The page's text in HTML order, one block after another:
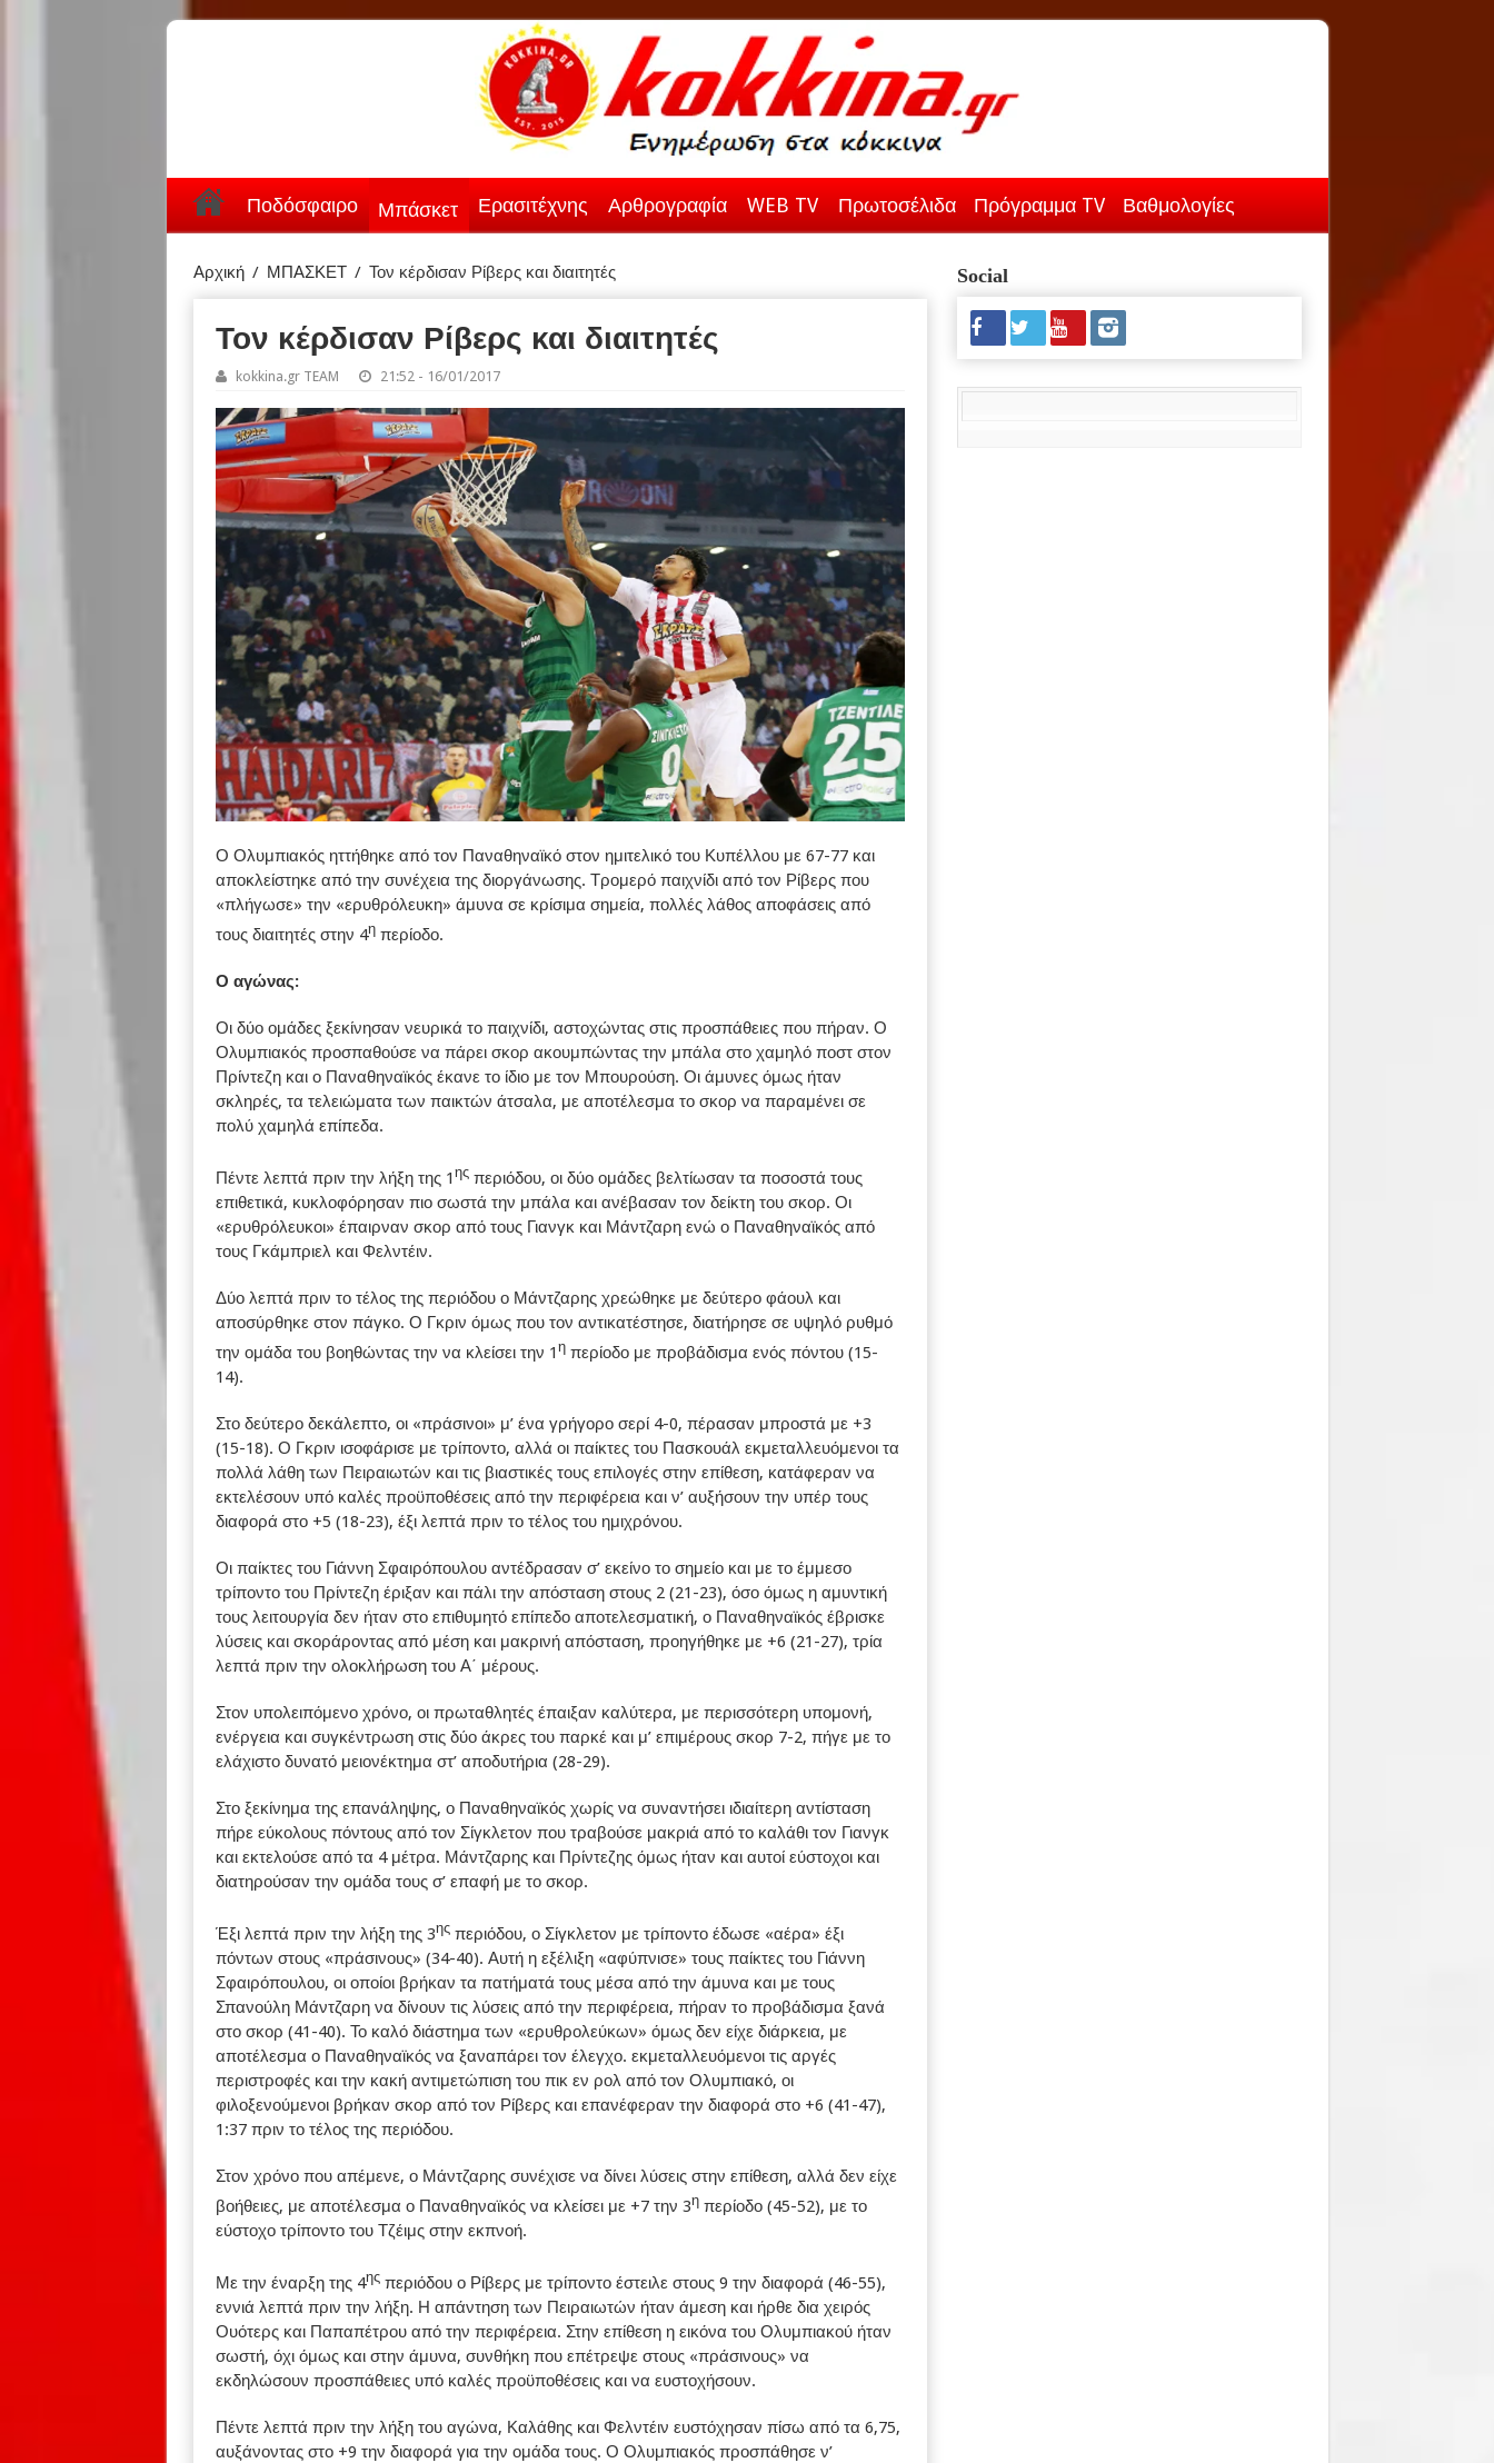
Ποδόσφαιρο Μπάσκετ Ερασιτέχνης Αρθρογραφία WEB TV Πρωτοσέλιδα Πρόγραμμα TV Βαθμολογίες
Αρχική / ΜΠΑΣΚΕΤ / Τον κέρδισαν Ρίβερς και διαιτητές
Τον κέρδισαν Ρίβερς και διαιτητές
kokkina.gr TEAM 21:52 - 16/01/2017
Ο Ολυμπιακός ηττήθηκε από τον Παναθηναϊκό στον ημιτελικό του Κυπέλλου με 67-77 και
αποκλείστηκε από την συνέχεια της διοργάνωσης. Τρομερό παιχνίδι από τον Ρίβερς που
«πλήγωσε» την «ερυθρόλευκη» άμυνα σε κρίσιμα σημεία, πολλές λάθος αποφάσεις από
τους διαιτητές στην 4ηπερίοδο.
Ο αγώνας:
Οι δύο ομάδες ξεκίνησαν νευρικά το παιχνίδι, αστοχώντας στις προσπάθειες που πήραν. Ο
Ολυμπιακός προσπαθούσε να πάρει σκορ ακουμπώντας την μπάλα στο χαμηλό ποστ στον
Πρίντεζη και ο Παναθηναϊκός έκανε το ίδιο με τον Μπουρούση. Οι άμυνες όμως ήταν
σκληρές, τα τελειώματα των παικτών άτσαλα, με αποτέλεσμα το σκορ να παραμένει σε
πολύ χαμηλά επίπεδα.
Πέντε λεπτά πριν την λήξη της 1 ηςπεριόδου, οι δύο ομάδες βελτίωσαν τα ποσοστά τους
επιθετικά, κυκλοφόρησαν πιο σωστά την μπάλα και ανέβασαν τον δείκτη του σκορ. Οι
«ερυθρόλευκοι» έπαιρναν σκορ από τους Γιανγκ και Μάντζαρη ενώ ο Παναθηναϊκός από
τους Γκάμπριελ και Φελντέιν.
Δύο λεπτά πριν το τέλος της περιόδου ο Μάντζαρης χρεώθηκε με δεύτερο φάουλ και
αποσύρθηκε στον πάγκο. Ο Γκριν όμως που τον αντικατέστησε, διατήρησε σε υψηλό ρυθμό
την ομάδα του βοηθώντας την να κλείσει την 1 ηπερίοδο με προβάδισμα ενός πόντου (15-
14).
Στο δεύτερο δεκάλεπτο, οι «πράσινοι» μ’ ένα γρήγορο σερί 4-0, πέρασαν μπροστά με +3
(15-18). Ο Γκριν ισοφάρισε με τρίποντο, αλλά οι παίκτες του Πασκουάλ εκμεταλλευόμενοι τα
πολλά λάθη των Πειραιωτών και τις βιαστικές τους επιλογές στην επίθεση, κατάφεραν να
εκτελέσουν υπό καλές προϋποθέσεις από την περιφέρεια και ν’ αυξήσουν την υπέρ τους
διαφορά στο +5 (18-23), έξι λεπτά πριν το τέλος του ημιχρόνου.
Οι παίκτες του Γιάννη Σφαιρόπουλου αντέδρασαν σ’ εκείνο το σημείο και με το έμμεσο
τρίποντο του Πρίντεζη έριξαν και πάλι την απόσταση στους 2 (21-23), όσο όμως η αμυντική
τους λειτουργία δεν ήταν στο επιθυμητό επίπεδο αποτελεσματική, ο Παναθηναϊκός έβρισκε
λύσεις και σκοράροντας από μέση και μακρινή απόσταση, προηγήθηκε με +6 (21-27), τρία
λεπτά πριν την ολοκλήρωση του Α΄ μέρους.
Στον υπολειπόμενο χρόνο, οι πρωταθλητές έπαιξαν καλύτερα, με περισσότερη υπομονή,
ενέργεια και συγκέντρωση στις δύο άκρες του παρκέ και μ’ επιμέρους σκορ 7-2, πήγε με το
ελάχιστο δυνατό μειονέκτημα στ’ αποδυτήρια (28-29).
Στο ξεκίνημα της επανάληψης, ο Παναθηναϊκός χωρίς να συναντήσει ιδιαίτερη αντίσταση
πήρε εύκολους πόντους από τον Σίγκλετον που τραβούσε μακριά από το καλάθι τον Γιανγκ
και εκτελούσε από τα 4 μέτρα. Μάντζαρης και Πρίντεζης όμως ήταν και αυτοί εύστοχοι και
διατηρούσαν την ομάδα τους σ’ επαφή με το σκορ.
Έξι λεπτά πριν την λήξη της 3ηςπεριόδου, ο Σίγκλετον με τρίποντο έδωσε «αέρα» έξι
πόντων στους «πράσινους» (34-40). Αυτή η εξέλιξη «αφύπνισε» τους παίκτες του Γιάννη
Σφαιρόπουλου, οι οποίοι βρήκαν τα πατήματά τους μέσα από την άμυνα και με τους
Σπανούλη Μάντζαρη να δίνουν τις λύσεις από την περιφέρεια, πήραν το προβάδισμα ξανά
στο σκορ (41-40). Το καλό διάστημα των «ερυθρολεύκων» όμως δεν είχε διάρκεια, με
αποτέλεσμα ο Παναθηναϊκός να ξαναπάρει τον έλεγχο. εκμεταλλευόμενοι τις αργές
περιστροφές και την κακή αντιμετώπιση του πικ εν ρολ από τον Ολυμπιακό, οι
φιλοξενούμενοι βρήκαν σκορ από τον Ρίβερς και επανέφεραν την διαφορά στο +6 (41-47),
1:37 πριν το τέλος της περιόδου.
Στον χρόνο που απέμενε, ο Μάντζαρης συνέχισε να δίνει λύσεις στην επίθεση, αλλά δεν είχε
βοήθειες, με αποτέλεσμα ο Παναθηναϊκός να κλείσει με +7 την 3ηπερίοδο (45-52), με το
εύστοχο τρίποντο του Τζέιμς στην εκπνοή.
Με την έναρξη της 4ηςπεριόδου ο Ρίβερς με τρίποντο έστειλε στους 9 την διαφορά (46-55),
εννιά λεπτά πριν την λήξη. Η απάντηση των Πειραιωτών ήταν άμεση και ήρθε δια χειρός
Ουότερς και Παπαπέτρου από την περιφέρεια. Στην επίθεση η εικόνα του Ολυμπιακού ήταν
σωστή, όχι όμως και στην άμυνα, συνθήκη που επέτρεψε στους «πράσινους» να
εκδηλώσουν προσπάθειες υπό καλές προϋποθέσεις και να ευστοχήσουν.
Πέντε λεπτά πριν την λήξη του αγώνα, Καλάθης και Φελντέιν ευστόχησαν πίσω από τα 6,75,
αυξάνοντας στο +9 την διαφορά για την ομάδα τους. Ο Ολυμπιακός προσπάθησε ν’
Social